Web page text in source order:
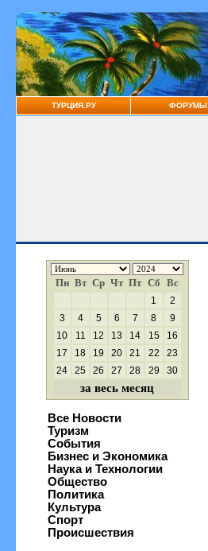
ТУРЦИЯ.РУ ФОРУМЫ
Пн Вт Ср Чт Пт Сб Вс
1
2
3
4 5 6 7 8
9
10
11 12 13 14 15
16
17
18 19 20 21 22
23
24
25 26 27 28 29 30
за весь месяц
Все Новости
Туризм
События
Бизнес и Экономика
Наука и Технологии
Общество
Политика
Культура
Спорт
Происшествия